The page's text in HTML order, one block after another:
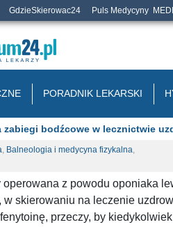
GdzieSkierowac24 Puls Medycyny
PORADNIK LEKARSKI
zabiegi bodźcowe w lecznictwie
, Balneologia i medycyna fizykalna,
operowana z powodu oponiaka
skierowaniu na leczenie
przeczy, by